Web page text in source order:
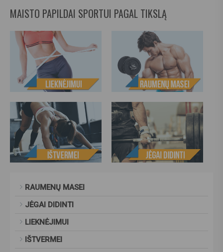
MAISTO PAPILDAI SPORTUI PAGAL TIKSLĄ
RAUMENŲ MASEI
JĖGAI DIDINTI
LIEKNĖJIMUI
IŠTVERMEI